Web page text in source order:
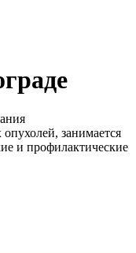
занимается
и профилактические